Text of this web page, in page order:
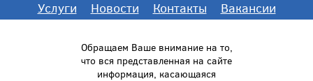
Услуги
Новости Контакты Вакансии
Обращаем Ваше внимание на то,
что вся представленная на сайте
информация, касающаяся